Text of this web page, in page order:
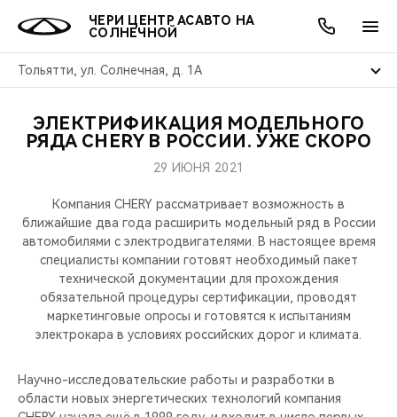
ЧЕРИ ЦЕНТР АСАВТО НА
СОЛНЕЧНОЙ
Тольятти, ул. Солнечная, д. 1А
МОДЕЛИ
КРОССОВЕРЫ
СЕДАНЫ
НОВИНКИ
ПОКУПАТЕЛЯМ
КРЕДИТ И СТРАХОВАНИЕ
ВЛАДЕЛЬЦАМ
ЗАПЧАСТИ И АКСЕССУАРЫ
ПОДДЕРЖКА
МИР CHERY
О БРЕНДЕ
CHERY В СОЦСЕТЯХ
CHERY REMOTE
АКЦИИ
ОНЛАЙН СЕРВИСЫ
КРЕДИТ
О КОМПАНИИ
МЫ В СОЦСЕТЯХ
ЭЛЕКТРИФИКАЦИЯ МОДЕЛЬНОГО
РЯДА CHERY В РОССИИ. УЖЕ СКОРО
29 ИЮНЯ 2021
Компания CHERY рассматривает возможность в
ближайшие два года расширить модельный ряд в России
автомобилями с электродвигателями. В настоящее время
специалисты компании готовят необходимый пакет
технической документации для прохождения
обязательной процедуры сертификации, проводят
маркетинговые опросы и готовятся к испытаниям
электрокара в условиях российских дорог и климата.
Научно-исследовательские работы и разработки в
области новых энергетических технологий компания